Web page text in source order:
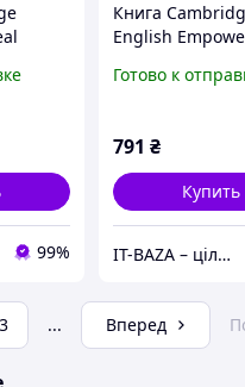
99%
Книга
English
(4)
Готово к
791 ₴
Купить
IT-BAZA – ціла база потрібних речей для всієї родини
3 ... Вперед